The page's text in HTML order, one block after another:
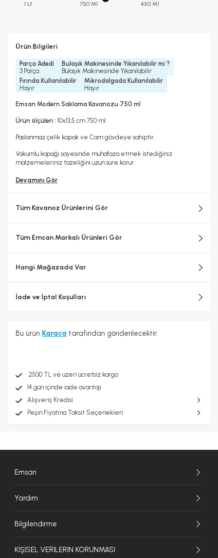
1 Lt 750 Ml 450 Ml
Ürün Bilgileri
Parça Adedi
3 Parça
Bulaşık Makinesinde Yıkanılabilir mi ?
Bulaşık Makinesinde Yıkanılabilir
Fırında Kullanılabilir
Hayır
Mikrodalgada Kullanılabilir
Hayır
Emsan Modern Saklama Kavanozu 750 ml
Ürün ölçüleri : 10x13,5 cm 750 ml
Paslanmaz çelik kapak ve Cam gövdeye sahiptir.
Vakumlu kapağı sayesinde muhafaza etmek istediğiniz
malzemeleriniz tazeliğini uzun süre korur.
Devamını Gör
Tüm Kavanoz Ürünlerini Gör
Tüm Emsan Markalı Ürünleri Gör
Hangi Mağazada Var
İade ve İptal Koşulları
Bu ürün Karaca tarafından gönderilecektir.
2500 TL ve üzeri ücretsiz kargo
14 gün içinde iade avantajı
Alışveriş Kredisi
Peşin Fiyatına Taksit Seçenekleri
Emsan
Yardım
Bilgilendirme
KİŞİSEL VERİLERİN KORUNMASI